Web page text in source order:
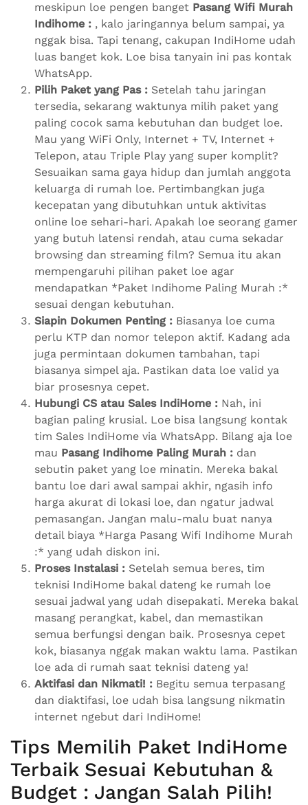
meskipun loe pengen banget Pasang Wifi Murah
Indihome : , kalo jaringannya belum sampai, ya
nggak bisa. Tapi tenang, cakupan IndiHome udah
luas banget kok. Loe bisa tanyain ini pas kontak
WhatsApp.
Pilih Paket yang Pas : Setelah tahu jaringan
tersedia, sekarang waktunya milih paket yang
paling cocok sama kebutuhan dan budget loe.
Mau yang WiFi Only, Internet + TV, Internet +
Telepon, atau Triple Play yang super komplit?
Sesuaikan sama gaya hidup dan jumlah anggota
keluarga di rumah loe. Pertimbangkan juga
kecepatan yang dibutuhkan untuk aktivitas
online loe sehari-hari. Apakah loe seorang gamer
yang butuh latensi rendah, atau cuma sekadar
browsing dan streaming film? Semua itu akan
mempengaruhi pilihan paket loe agar
mendapatkan *Paket Indihome Paling Murah :*
sesuai dengan kebutuhan.
Siapin Dokumen Penting : Biasanya loe cuma
perlu KTP dan nomor telepon aktif. Kadang ada
juga permintaan dokumen tambahan, tapi
biasanya simpel aja. Pastikan data loe valid ya
biar prosesnya cepet.
Hubungi CS atau Sales IndiHome : Nah, ini
bagian paling krusial. Loe bisa langsung kontak
tim Sales IndiHome via WhatsApp. Bilang aja loe
mau Pasang Indihome Paling Murah : dan
sebutin paket yang loe minatin. Mereka bakal
bantu loe dari awal sampai akhir, ngasih info
harga akurat di lokasi loe, dan ngatur jadwal
pemasangan. Jangan malu-malu buat nanya
detail biaya *Harga Pasang Wifi Indihome Murah
:* yang udah diskon ini.
Proses Instalasi : Setelah semua beres, tim
teknisi IndiHome bakal dateng ke rumah loe
sesuai jadwal yang udah disepakati. Mereka bakal
masang perangkat, kabel, dan memastikan
semua berfungsi dengan baik. Prosesnya cepet
kok, biasanya nggak makan waktu lama. Pastikan
loe ada di rumah saat teknisi dateng ya!
Aktifasi dan Nikmati! : Begitu semua terpasang
dan diaktifasi, loe udah bisa langsung nikmatin
internet ngebut dari IndiHome!
Tips Memilih Paket IndiHome
Terbaik Sesuai Kebutuhan &
Budget : Jangan Salah Pilih!